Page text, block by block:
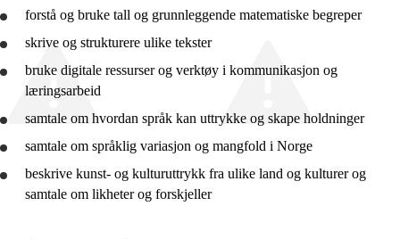
forstå og bruke tall og grunnleggende matematiske begreper
skrive og strukturere ulike tekster
bruke digitale ressurser og verktøy i kommunikasjon og
læringsarbeid
samtale om hvordan språk kan uttrykke og skape holdninger
samtale om språklig variasjon og mangfold i Norge
beskrive kunst- og kulturuttrykk fra ulike land og kulturer og
samtale om likheter og forskjeller